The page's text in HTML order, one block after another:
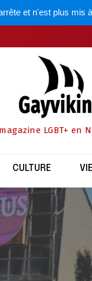
et n'est plus mis
LGBT+ en
CULTURE